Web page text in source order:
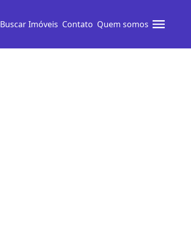
Buscar Imóveis Contato Quem somos